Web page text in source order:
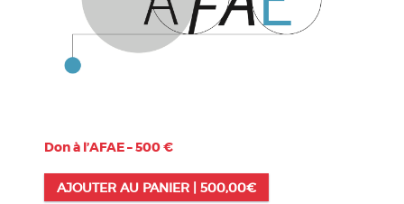
Don à l’AFAE – 500 €
AJOUTER AU PANIER | 500,00€